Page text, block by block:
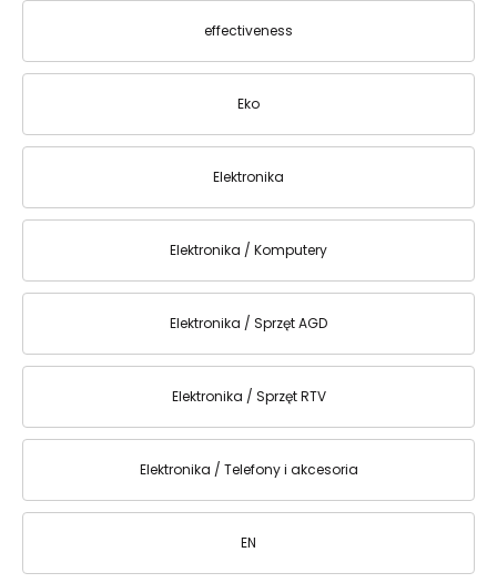
effectiveness
Eko
Elektronika
Elektronika / Komputery
Elektronika / Sprzęt AGD
Elektronika / Sprzęt RTV
Elektronika / Telefony i akcesoria
EN